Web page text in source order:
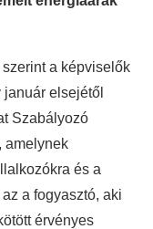
a képviselők
elsejétől
Szabályozó
amelynek
és a
a fogyasztó, aki
érvényes